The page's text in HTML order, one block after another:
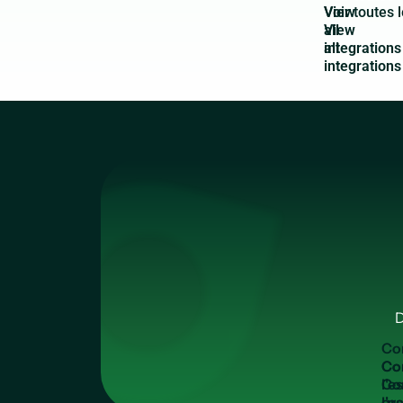
View
all
integrations
Co